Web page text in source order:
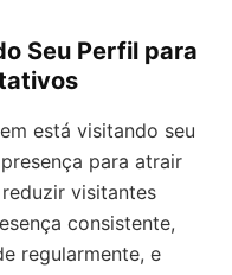
Seu Perfil para
está visitando seu
para atrair
visitantes
consistente,
regularmente, e